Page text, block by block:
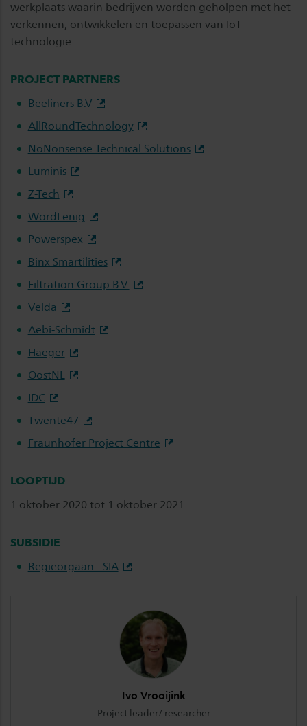
werkplaats waarin bedrijven worden geholpen met het
verkennen, ontwikkelen en toepassen van IoT
technologie.
PROJECT PARTNERS
Beeliners B.V
AllRoundTechnology
NoNonsense Technical Solutions
Luminis
Z-Tech
WordLenig
Powerspex
Binx Smartilities
Filtration Group B.V.
Velda
Aebi-Schmidt
Haeger
OostNL
IDC
Twente47
Fraunhofer Project Centre
LOOPTIJD
1 oktober 2020 tot 1 oktober 2021
SUBSIDIE
Regieorgaan - SIA
Ivo Vrooijink
Project leader/ researcher